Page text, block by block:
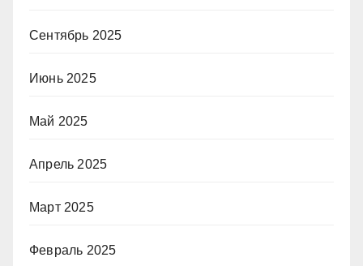
Сентябрь 2025
Июнь 2025
Май 2025
Апрель 2025
Март 2025
Февраль 2025